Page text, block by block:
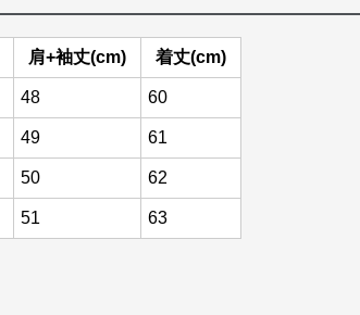
肩+袖丈(cm) 着丈(cm)
48 60
49 61
50 62
51 63